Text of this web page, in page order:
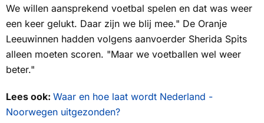
We willen aansprekend voetbal spelen en dat was weer
een keer gelukt. Daar zijn we blij mee." De Oranje
Leeuwinnen hadden volgens aanvoerder Sherida Spits
alleen moeten scoren. "Maar we voetballen wel weer
beter."
Lees ook: Waar en hoe laat wordt Nederland -
Noorwegen uitgezonden?